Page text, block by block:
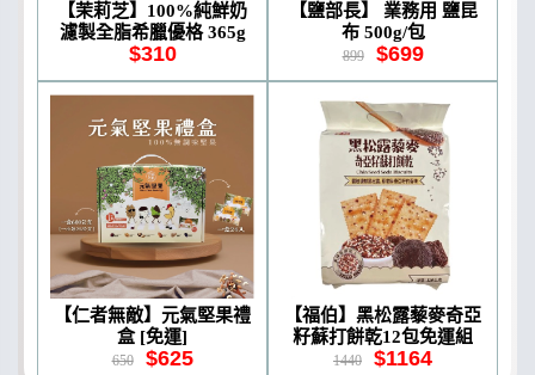
【茉莉芝】100%純鮮奶
濾製全脂希臘優格 365g
$310
【鹽部長】 業務用 鹽昆
布 500g/包
899 $699
【仁者無敵】元氣堅果禮
盒 [免運]
650 $625
【福伯】黑松露藜麥奇亞
籽蘇打餅乾12包免運組
1440 $1164